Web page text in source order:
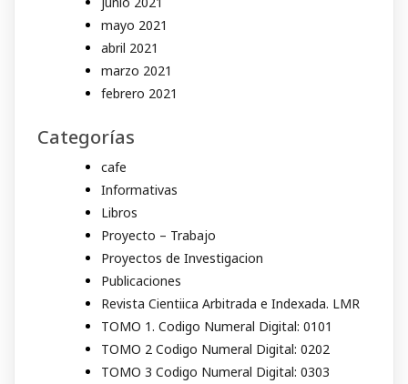
mayo 2021
abril 2021
marzo 2021
febrero 2021
Categorías
cafe
Informativas
Libros
Proyecto – Trabajo
Proyectos de Investigacion
Publicaciones
Revista Cientiica Arbitrada e Indexada. LMR
TOMO 1. Codigo Numeral Digital: 0101
TOMO 2 Codigo Numeral Digital: 0202
TOMO 3 Codigo Numeral Digital: 0303